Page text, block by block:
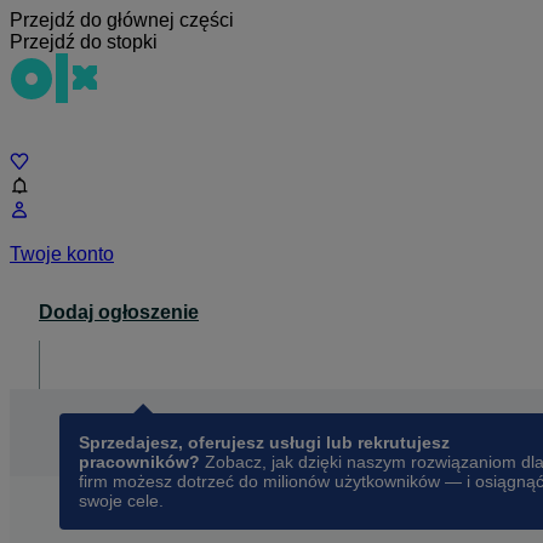
Przejdź do głównej części
Przejdź do stopki
Twoje konto
Dodaj ogłoszenie
Sprzedajesz, oferujesz usługi lub rekrutujesz
pracowników? Zobacz, jak dzięki naszym rozwiązaniom dla
firm możesz dotrzeć do milionów użytkowników — i osiągnąć
swoje cele.